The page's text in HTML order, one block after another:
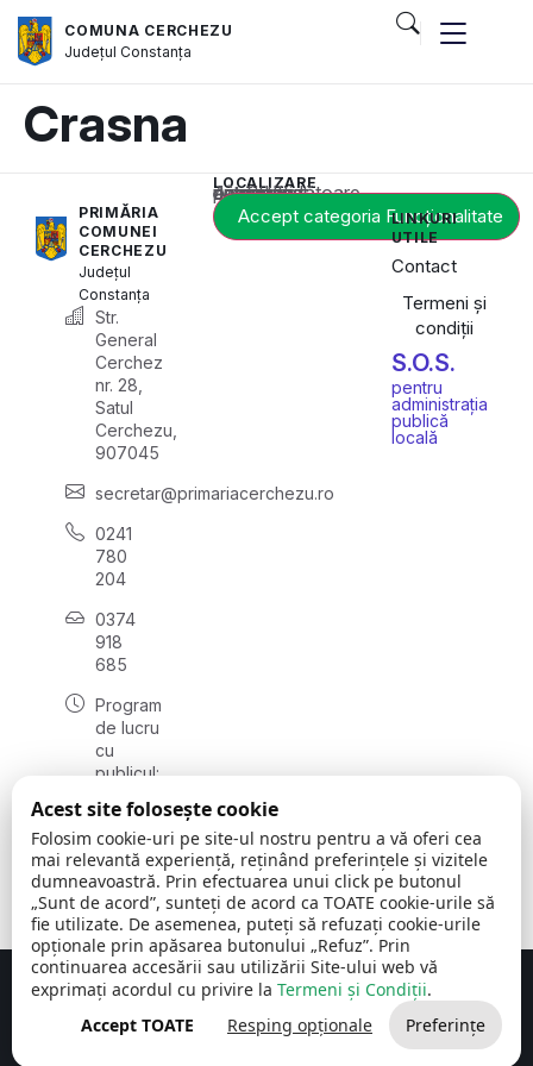
COMUNA CERCHEZU
JudețulConstanța
Crasna
PRIMĂRIA
COMUNEI
CERCHEZU
Județul
Constanța
Str.
General
Cerchez
nr. 28,
Satul
Cerchezu,
907045
secretar@primariacerchezu.ro
0241
780
204
0374
918
685
Program
de lucru
cu
publicul:
08:00 -
16:30
, vineri:
08:00 -
14:00
LOCALIZARE
Acest conținut este blocat până când acceptați categoria corespunzătoare de cookie-uri.
Accept categoria Funcționalitate
LINKURI
UTILE
Contact
Termeni și
condiții
S.O.S.
pentru
administrația
publică
locală
Comuna Cerchezu © 2026Toate drepturile rezervate
Concept realizat de Big Media Relații Publice SRL
Acest site folosește cookie
Folosim cookie-uri pe site-ul nostru pentru a vă oferi cea
mai relevantă experiență, reținând preferințele și vizitele
dumneavoastră. Prin efectuarea unui click pe butonul
„Sunt de acord”, sunteți de acord ca TOATE cookie-urile să
fie utilizate. De asemenea, puteți să refuzați cookie-urile
opționale prin apăsarea butonului „Refuz”. Prin
continuarea accesării sau utilizării Site-ului web vă
exprimați acordul cu privire la Termeni și Condiții.
Accept TOATE
Resping opționale Preferințe